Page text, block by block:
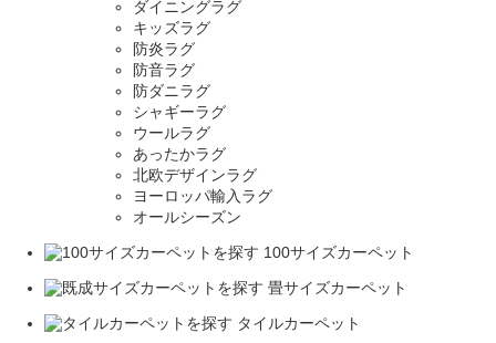
ダイニングラグ
キッズラグ
防炎ラグ
防音ラグ
防ダニラグ
シャギーラグ
ウールラグ
あったかラグ
北欧デザインラグ
ヨーロッパ輸入ラグ
オールシーズン
100サイズカーペット
畳サイズカーペット
タイルカーペット